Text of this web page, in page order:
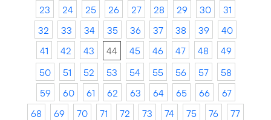
23
24 25 26 27 28 29 30
31
32
33 34 35 36 37 38 39
40
41
42 43 44 45 46 47 48
49
50
51 52 53 54 55 56 57
58
59
60 61 62 63 64 65 66
67
68
69 70 71 72 73 74 75 76
77